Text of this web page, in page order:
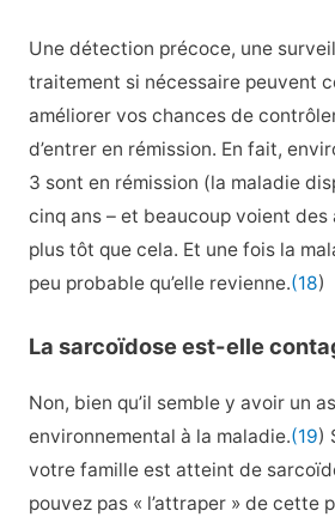
Une détection précoce, une
traitement si nécessaire peuvent
améliorer vos chances de
d’entrer en rémission. En fait,
3 sont en rémission (la maladie
cinq ans – et beaucoup voient
plus tôt que cela. Et une fois la
peu probable qu’elle revienne.(18)
La sarcoïdose est-elle
Non, bien qu’il semble y avoir un
environnemental à la maladie.(19)
votre famille est atteint de
pouvez pas « l’attraper » de cette